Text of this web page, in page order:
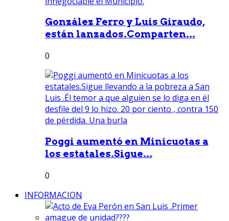
González Ferro y Luis Giraudo,
están lanzados.Comparten...
0
Poggi aumentó en Minicuotas a
los estatales.Sigue...
0
INFORMACION